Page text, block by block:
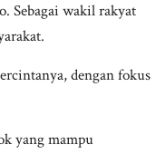
Sebagai wakil rakyat
dengan fokus
yang mampu